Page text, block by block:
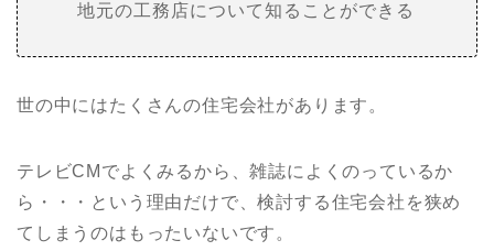
地元の工務店について知ることができる
世の中にはたくさんの住宅会社があります。
テレビCMでよくみるから、雑誌によくのっているか
ら・・・という理由だけで、検討する住宅会社を狭め
てしまうのはもったいないです。